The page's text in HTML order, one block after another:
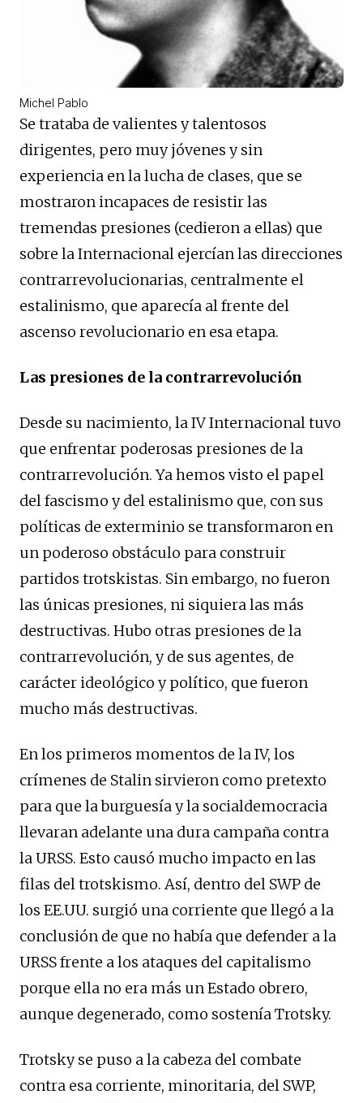
Michel Pablo
Se trataba de valientes y talentosos
dirigentes, pero muy jóvenes y sin
experiencia en la lucha de clases, que se
mostraron incapaces de resistir las
tremendas presiones (cedieron a ellas) que
sobre la Internacional ejercían las direcciones
contrarrevolucionarias, centralmente el
estalinismo, que aparecía al frente del
ascenso revolucionario en esa etapa.
Las presiones de la contrarrevolución
Desde su nacimiento, la IV Internacional tuvo
que enfrentar poderosas presiones de la
contrarrevolución. Ya hemos visto el papel
del fascismo y del estalinismo que, con sus
políticas de exterminio se transformaron en
un poderoso obstáculo para construir
partidos trotskistas. Sin embargo, no fueron
las únicas presiones, ni siquiera las más
destructivas. Hubo otras presiones de la
contrarrevolución, y de sus agentes, de
carácter ideológico y político, que fueron
mucho más destructivas.
En los primeros momentos de la IV, los
crímenes de Stalin sirvieron como pretexto
para que la burguesía y la socialdemocracia
llevaran adelante una dura campaña contra
la URSS. Esto causó mucho impacto en las
filas del trotskismo. Así, dentro del SWP de
los EE.UU. surgió una corriente que llegó a la
conclusión de que no había que defender a la
URSS frente a los ataques del capitalismo
porque ella no era más un Estado obrero,
aunque degenerado, como sostenía Trotsky.
Trotsky se puso a la cabeza del combate
contra esa corriente, minoritaria, del SWP,